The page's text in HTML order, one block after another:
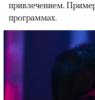
привлечением.
программах.